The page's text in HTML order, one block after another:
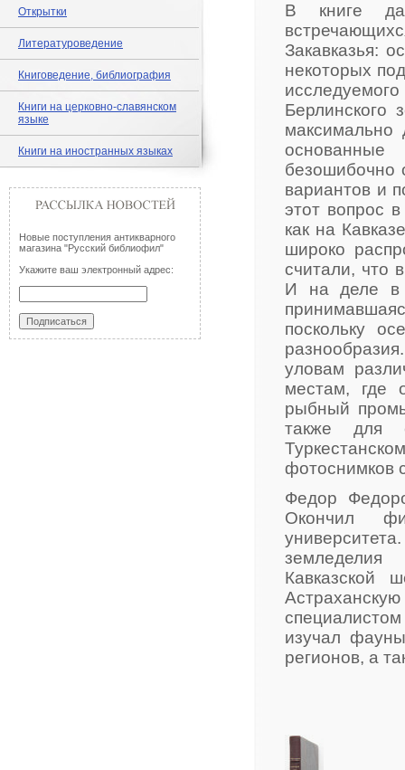
Открытки
Литературоведение
Книговедение, библиография
Книги на церковно-славянском
языке
Книги на иностранных языках
Новые поступления антикварного
магазина "Русский библиофил"
Укажите ваш электронный адрес:
В книге
Закавказья:
некоторых
Берлинского
максимально
безошибочно
вариантов и
этот вопрос
как на
широко
считали, что
И на деле в
поскольку
уловам
местам, где
рыбный
также для
фотоснимков
Федор
Окончил
земледелия
Кавказской
изучал
регионов, а